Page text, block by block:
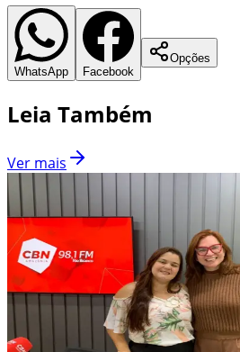
WhatsApp Facebook
Opções
Leia Também
Ver mais